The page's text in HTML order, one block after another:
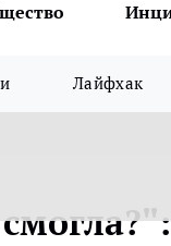
Лайфхак